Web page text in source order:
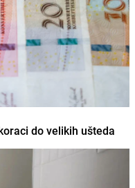
do velikih ušteda